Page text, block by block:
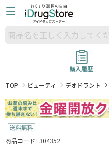
購入履歴
TOP
ビューティ デオドラント
商品コード : 304352